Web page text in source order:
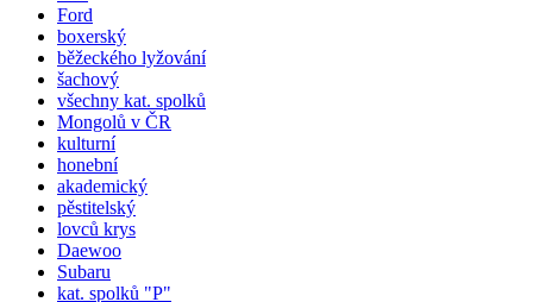
Ford
boxerský
běžeckého lyžování
šachový
všechny kat. spolků
Mongolů v ČR
kulturní
honební
akademický
pěstitelský
lovců krys
Daewoo
Subaru
kat. spolků "P"